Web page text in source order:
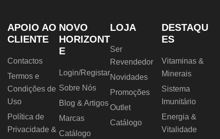
APOIO AO
CLIENTE
Contactos
Termos e
Condições de
Uso
Política de
Privacidade &
NOVO
HORIZONT
E
Login/Registar
Sobre Nós
Blog & Artigos
Marcas
Catálogo
LOJA
Ser
Revendedor
Novidades
Promoções
Outlet
Catálogo
DESTAQU
ES
Vitaminas &
Minerais
Sistema
Imunitário
Energia &
Vitalidade